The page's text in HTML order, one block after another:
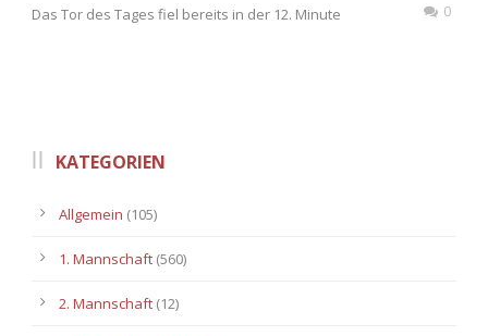
Das Tor des Tages fiel bereits in der 12. Minute 0
KATEGORIEN
Allgemein (105)
1. Mannschaft (560)
2. Mannschaft (12)